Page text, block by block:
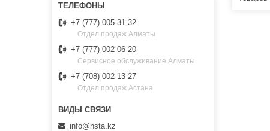
+7 (777) 005-31-32
Отдел продаж Алматы
+7 (777) 002-06-20
Сервисное обслуживание Алматы
+7 (708) 002-13-27
Отдел продаж Астана
info@hsta.kz